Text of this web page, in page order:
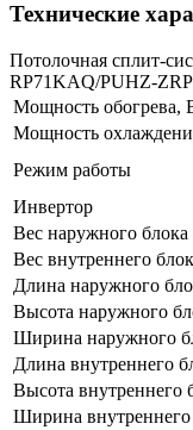
Технические
Потолочная сплит-
RP71KAQ/PUHZ-
Мощность обогрева,
Мощность
Режим работы
Инвертор
Вес наружного блока
Вес внутреннего
Длина наружного
Высота наружного
Ширина наружного
Длина внутреннего
Высота внутреннего
Ширина